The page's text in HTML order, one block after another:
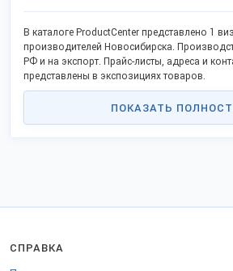
В каталоге ProductCenter представлено 1
производителей Новосибирска.
РФ и на экспорт. Прайс-листы, адреса и
представлены в экспозициях товаров.
ПОКАЗАТЬ
СПРАВКА